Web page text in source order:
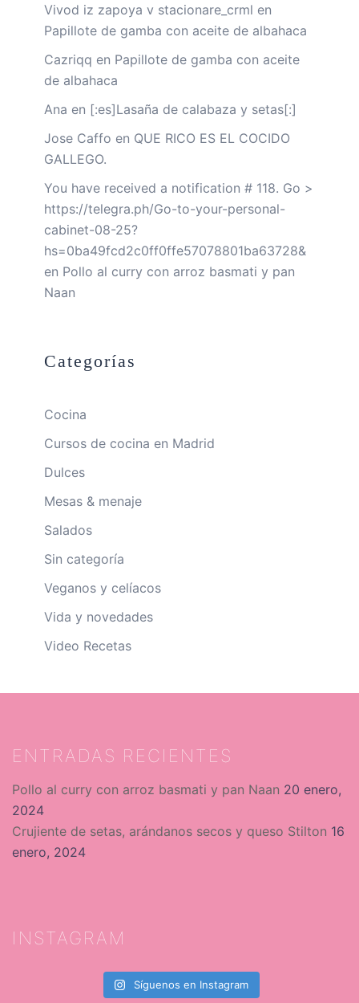
Vivod iz zapoya v stacionare_crml en
Papillote de gamba con aceite de albahaca
Cazriqq en Papillote de gamba con aceite
de albahaca
Ana en [:es]Lasaña de calabaza y setas[:]
Jose Caffo en QUE RICO ES EL COCIDO
GALLEGO.
You have received a notification # 118. Go >
https://telegra.ph/Go-to-your-personal-
cabinet-08-25?
hs=0ba49fcd2c0ff0ffe57078801ba63728&
en Pollo al curry con arroz basmati y pan
Naan
Categorías
Cocina
Cursos de cocina en Madrid
Dulces
Mesas & menaje
Salados
Sin categoría
Veganos y celíacos
Vida y novedades
Video Recetas
ENTRADAS RECIENTES
Pollo al curry con arroz basmati y pan Naan 20 enero,
2024
Crujiente de setas, arándanos secos y queso Stilton 16
enero, 2024
INSTAGRAM
Síguenos en Instagram